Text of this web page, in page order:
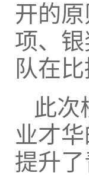
开的
项、
队在
此次
业才
提升